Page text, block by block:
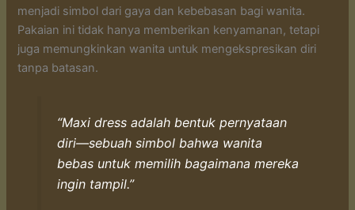
menjadi simbol dari gaya dan kebebasan bagi wanita.
Pakaian ini tidak hanya memberikan kenyamanan, tetapi
juga memungkinkan wanita untuk mengekspresikan diri
tanpa batasan.
“Maxi dress adalah bentuk pernyataan
diri—sebuah simbol bahwa wanita
bebas untuk memilih bagaimana mereka
ingin tampil.”